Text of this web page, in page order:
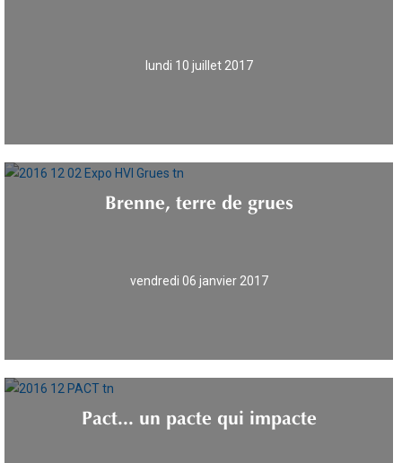
lundi 10 juillet 2017
Brenne, terre de grues
vendredi 06 janvier 2017
Pact... un pacte qui impacte